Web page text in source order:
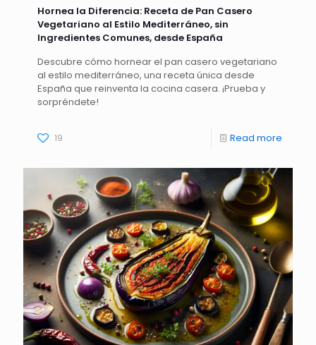
Hornea la Diferencia: Receta de Pan Casero
Vegetariano al Estilo Mediterráneo, sin
Ingredientes Comunes, desde España
Descubre cómo hornear el pan casero vegetariano
al estilo mediterráneo, una receta única desde
España que reinventa la cocina casera. ¡Prueba y
sorpréndete!
19 Read more